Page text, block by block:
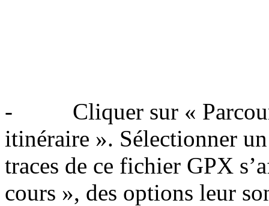
- Cliquer sur «
itinéraire ». Sélectionner
traces de ce fichier GPX
cours », des options leur